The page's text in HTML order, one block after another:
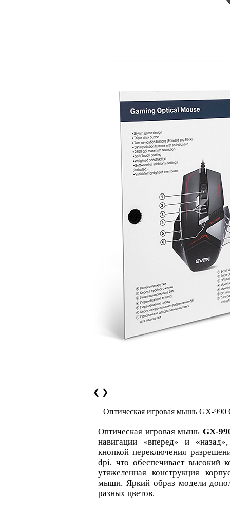
❮ ❯
Оптическая игровая мышь GX-990
Оптическая игровая мышь GX-
навигации «вперед» и
кнопкой переключения
dpi, что обеспечивает высокий
утяжеленная конструкция
мыши. Яркий образ модели
разных цветов.